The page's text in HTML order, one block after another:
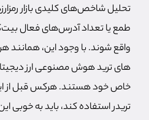
تحلیل شاخص‌های کلیدی بازار
طمع یا تعداد آدرس‌های فعال
واقع شوند. با وجود این، همانند
های ترید هوش مصنوعی ارز دیجیتال
خاص خود هستند. هرکس قبل از
تریدر استفاده کند، باید به خوبی